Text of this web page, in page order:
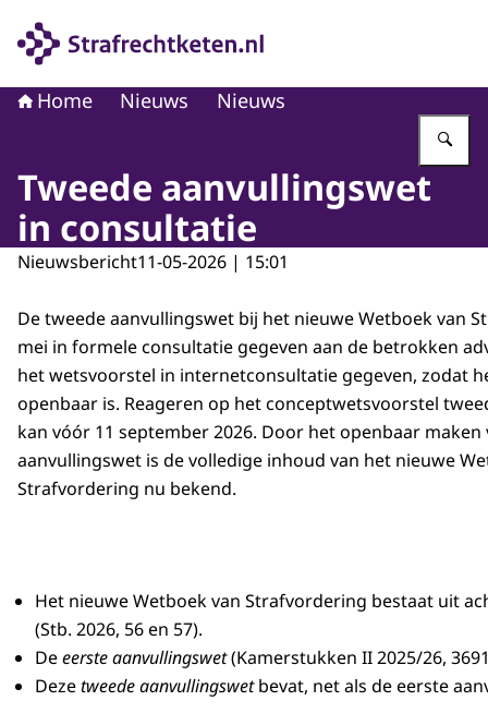
Home Nieuws Nieuws
Tweede aanvullingswet
in consultatie
Nieuwsbericht11-05-2026 | 15:01
De tweede aanvullingswet bij het nieuwe Wetboek van
mei in formele consultatie gegeven aan de betrokken
het wetsvoorstel in internetconsultatie gegeven, zodat
openbaar is. Reageren op het conceptwetsvoorstel
kan vóór 11 september 2026. Door het openbaar maken
aanvullingswet is de volledige inhoud van het nieuwe
Strafvordering nu bekend.
Het nieuwe Wetboek van Strafvordering bestaat uit
(Stb. 2026, 56 en 57).
Deeerste aanvullingswet(Kamerstukken II 2025/26,
Dezetweede aanvullingswetbevat, net als de eerste